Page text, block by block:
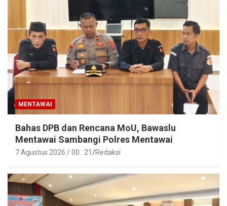
MENTAWAI
Bahas DPB dan Rencana MoU, Bawaslu
Mentawai Sambangi Polres Mentawai
7 Agustus 2026 / 00 : 21 Redaksi